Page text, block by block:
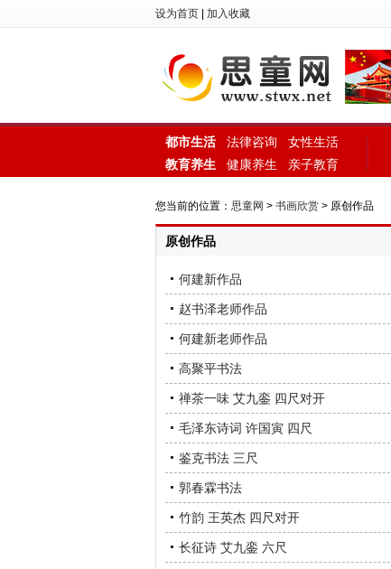
设为首页 加入收藏
都市生活 法律咨询
女性生活
教育养生
健康养生 亲子教育
您当前的位置： 思童网 > 书画欣赏 > 原创作品
原创作品
何建新作品
赵书泽老师作品
何建新老师作品
高聚平书法
禅茶一味 艾九銮 四尺对开
毛泽东诗词 许国寅 四尺
鉴克书法 三尺
郭春霖书法
竹韵 王英杰 四尺对开
长征诗 艾九銮 六尺